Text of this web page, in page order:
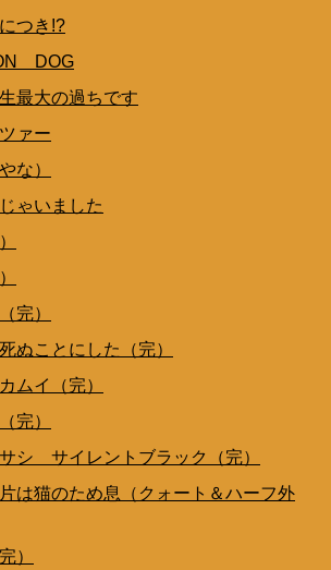
つき!?
DOG
最大の過ちです
ァー
な）
ゃいました
完）
ぬことにした（完）
ムイ（完）
完）
シ サイレントブラック（完）
は猫のため息（クォート＆ハーフ外
）